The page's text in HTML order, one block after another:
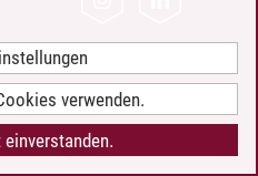
verwenden.